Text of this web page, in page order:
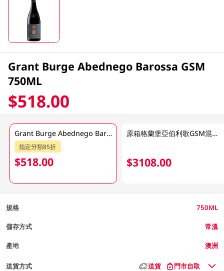
Grant Burge Abednego Barossa GSM
750ML
$518.00
Grant Burge Abednego Barossa GSM 750ML
指定分類85折
$518.00
原箱格蘭堡亞伯利歌GSM混釀紅酒 6 X 750ML
$3108.00
規格 750ML
儲存方式 常溫
產地 澳洲
送貨方式 送貨 門市自取